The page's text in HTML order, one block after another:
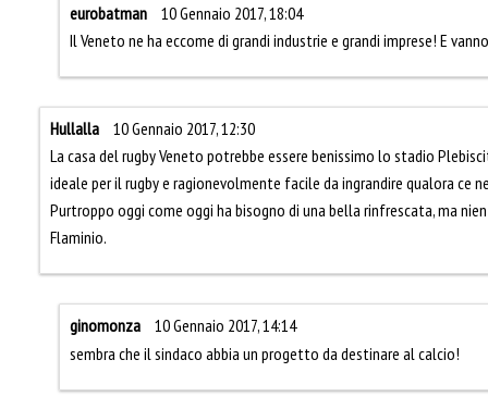
eurobatman
10 Gennaio 2017, 18:04
Il Veneto ne ha eccome di grandi industrie e grandi imprese! E
Hullalla
10 Gennaio 2017, 12:30
La casa del rugby Veneto potrebbe essere benissimo lo stadio
ideale per il rugby e ragionevolmente facile da ingrandire qualora ce
Purtroppo oggi come oggi ha bisogno di una bella rinfrescata, ma
Flaminio.
ginomonza
10 Gennaio 2017, 14:14
sembra che il sindaco abbia un progetto da destinare al calcio!